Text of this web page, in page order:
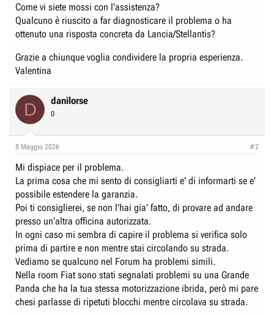
Come vi siete mossi con l'assistenza?
Qualcuno è riuscito a far diagnosticare il problema o ha
ottenuto una risposta concreta da Lancia/Stellantis?
Grazie a chiunque voglia condividere la propria esperienza.
Valentina
D danilorse
0
8 Maggio 2026 #2
Mi dispiace per il problema.
La prima cosa che mi sento di consigliarti e' di informarti se e'
possibile estendere la garanzia.
Poi ti consiglierei, se non l'hai gia' fatto, di provare ad andare
presso un'altra officina autorizzata.
In ogni caso mi sembra di capire il problema si verifica solo
prima di partire e non mentre stai circolando su strada.
Vediamo se qualcuno nel Forum ha problemi simili.
Nella room Fiat sono stati segnalati problemi su una Grande
Panda che ha la tua stessa motorizzazione ibrida, però mi pare
chesi parlasse di ripetuti blocchi mentre circolava su strada.